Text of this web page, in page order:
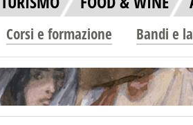
Corsi e formazione Bandi e